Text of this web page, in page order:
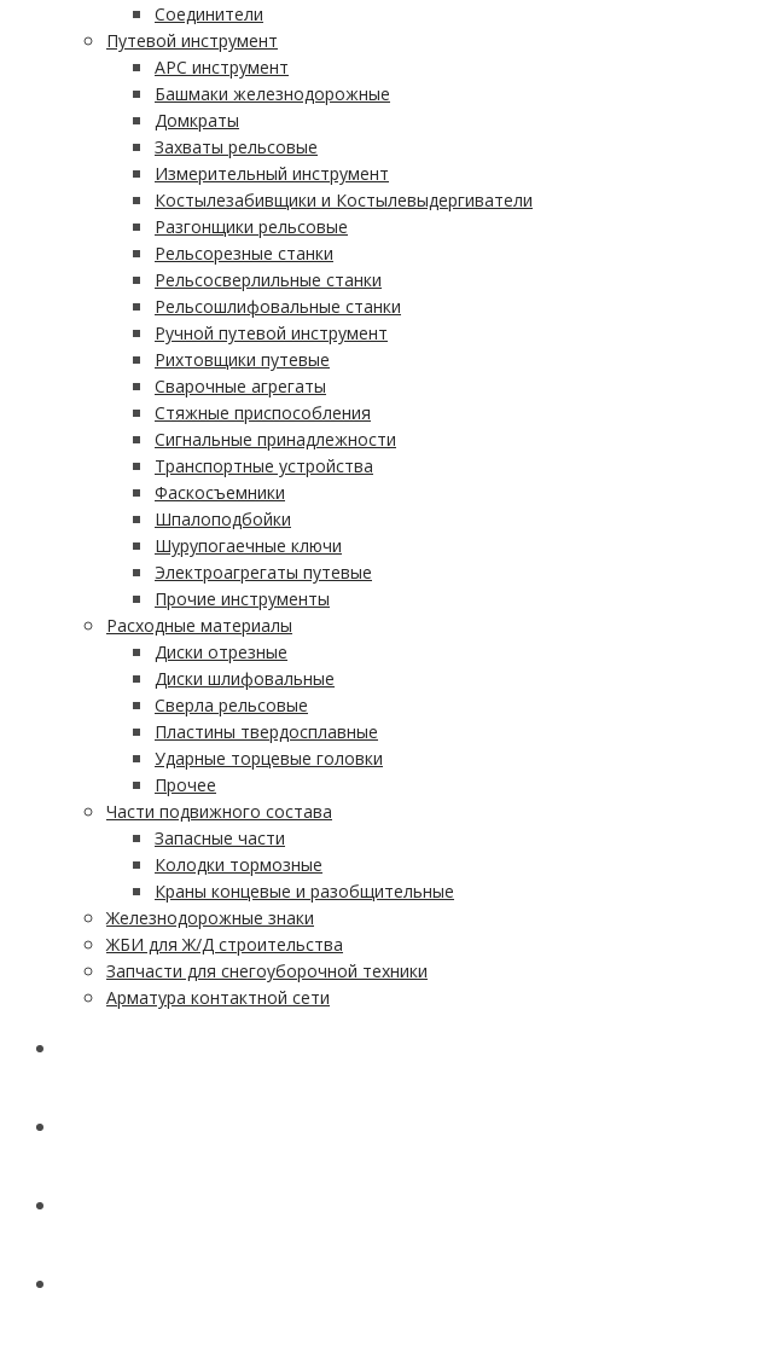
Соединители
Путевой инструмент
АРС инструмент
Башмаки железнодорожные
Домкраты
Захваты рельсовые
Измерительный инструмент
Костылезабивщики и Костылевыдергиватели
Разгонщики рельсовые
Рельсорезные станки
Рельсосверлильные станки
Рельсошлифовальные станки
Ручной путевой инструмент
Рихтовщики путевые
Сварочные агрегаты
Стяжные приспособления
Сигнальные принадлежности
Транспортные устройства
Фаскосъемники
Шпалоподбойки
Шурупогаечные ключи
Электроагрегаты путевые
Прочие инструменты
Расходные материалы
Диски отрезные
Диски шлифовальные
Сверла рельсовые
Пластины твердосплавные
Ударные торцевые головки
Прочее
Части подвижного состава
Запасные части
Колодки тормозные
Краны концевые и разобщительные
Железнодорожные знаки
ЖБИ для Ж/Д строительства
Запчасти для снегоуборочной техники
Арматура контактной сети